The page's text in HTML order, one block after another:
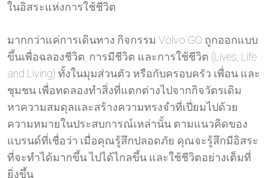
ในอิสระแห่งการใช้ชีวิต
มากกว่าแค่การเดินทาง กิจกรรม Volvo GO ถูกออกแบบ
ขึ้นเพื่อฉลองชีวิต, การมีชีวิต และการใช้ชีวิต (Lives, Life
and Living) ทั้งในมุมส่วนตัว หรือกับครอบครัว เพื่อน และ
ชุมชน เพื่อทดลองทำสิ่งที่แตกต่างไปจากกิจวัตรเดิม
หาความสมดุลและสร้างความทรงจำที่เปี่ยมไปด้วย
ความหมายในประสบการณ์เหล่านั้น ตามแนวคิดของ
แบรนด์ที่เชื่อว่า เมื่อคุณรู้สึกปลอดภัย คุณจะรู้สึกมีอิสระ
ที่จะทำได้มากขึ้น ไปได้ไกลขึ้น และใช้ชีวิตอย่างเต็มที่
ยิ่งขึ้น